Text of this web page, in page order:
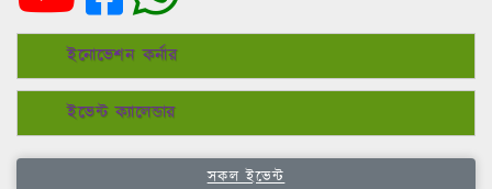
ইনোভেশন কর্নার
ইভেন্ট ক্যালেন্ডার
সকল ইভেন্ট